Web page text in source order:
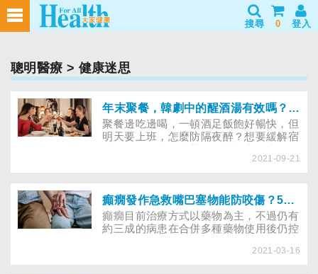
搜尋 0 登入
聰明醫療 > 健康迷思
年末聚餐，韓劇中的醒酒湯有效嗎？哪些解酒偏方可解宿醉？
聚餐邊吃邊喝，一頓酒足飯飽好暢快，但
明天要上班，怎麼防隔夜醉？想要緩解宿
辣豆芽湯或豬肉湯飯，可行嗎？而網路上
2021-09-21
癲癇發作急救嘴巴塞物能防咬傷？5點癲癇常見迷思整理
癲癇目前治療方式以藥物為主，不過仍有
約三成的病患在合併多種藥物使用後仍控
當處理，不但是病友的家人和朋友必須熟
2021-03-16